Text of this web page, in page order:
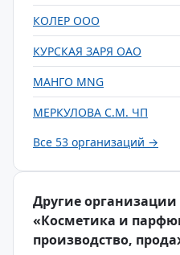
КОЛЕР ООО
КУРСКАЯ ЗАРЯ ОАО
МАНГО MNG
МЕРКУЛОВА С.М. ЧП
Все 53 организаций →
Другие организации
«Косметика и
производство,